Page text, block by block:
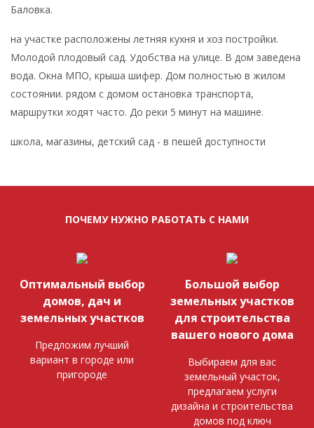
Баловка.
на участке расположены летняя кухня и хоз постройки.
Молодой плодовый сад. Удобства на улице. В дом заведена
вода. Окна МПО, крыша шифер. Дом полностью в жилом
состоянии. рядом с домом остановка транспорта,
маршрутки ходят часто. До реки 5 минут на машине.
школа, магазины, детский сад - в пешей доступности
ПОЧЕМУ НУЖНО РАБОТАТЬ С НАМИ
Оптимальный выбор
домов, дач и
земельных участков
Предложим лучший
вариант в городе или
пригороде
Большой выбор
земельных участков
для строительства
вашего нового дома
Выбираем для вас
земельный участок,
предлагаем услуги
дизайна и строительства
домов под ключ